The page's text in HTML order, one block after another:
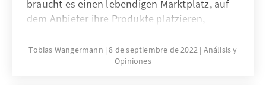
braucht es einen lebendigen Marktplatz, auf
dem Anbieter ihre Produkte platzieren,
Innovationen skalieren können. Die
Rahmenbedingungen dafür werden von
Tobias Wangermann 8 de septiembre de 2022 Análisis y
Opiniones